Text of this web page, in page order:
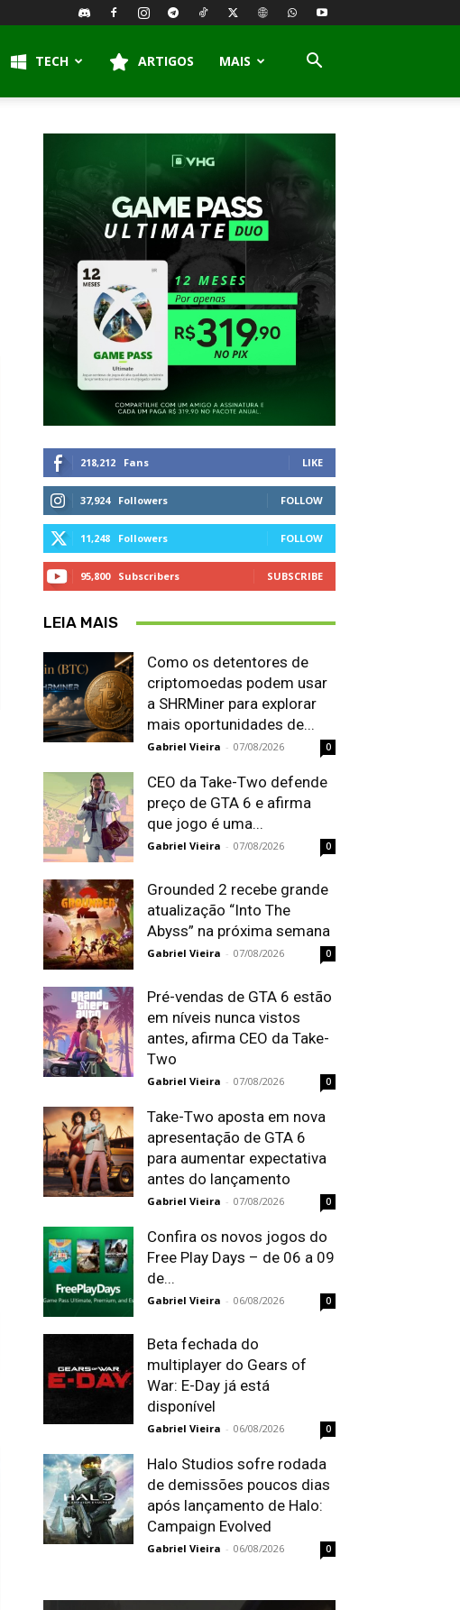
TECH ARTIGOS MAIS
218,212 Fans LIKE
37,924 Followers FOLLOW
11,248 Followers FOLLOW
95,800 Subscribers SUBSCRIBE
LEIA MAIS
Como os detentores de
criptomoedas podem usar
a SHRMiner para explorar
mais oportunidades de...
Gabriel Vieira - 07/08/2026 0
CEO da Take-Two defende
preço de GTA 6 e afirma
que jogo é uma...
Gabriel Vieira - 07/08/2026 0
Grounded 2 recebe grande
atualização “Into The
Abyss” na próxima semana
Gabriel Vieira - 07/08/2026 0
Pré-vendas de GTA 6 estão
em níveis nunca vistos
antes, afirma CEO da Take-
Two
Gabriel Vieira - 07/08/2026 0
Take-Two aposta em nova
apresentação de GTA 6
para aumentar expectativa
antes do lançamento
Gabriel Vieira - 07/08/2026 0
Confira os novos jogos do
Free Play Days – de 06 a 09
de...
Gabriel Vieira - 06/08/2026 0
Beta fechada do
multiplayer do Gears of
War: E-Day já está
disponível
Gabriel Vieira - 06/08/2026 0
Halo Studios sofre rodada
de demissões poucos dias
após lançamento de Halo:
Campaign Evolved
Gabriel Vieira - 06/08/2026 0